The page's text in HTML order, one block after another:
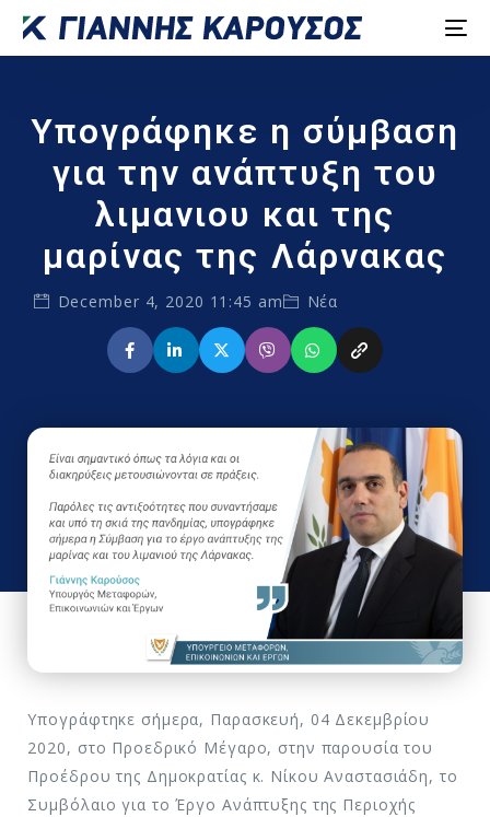
Υπογράφηκε η σύμβαση
για την ανάπτυξη του
λιμανιου και της
μαρίνας της Λάρνακας
December 4, 2020 11:45 am Νέα
Υπογράφτηκε σήμερα, Παρασκευή, 04 Δεκεμβρίου
2020, στο Προεδρικό Μέγαρο, στην παρουσία του
Προέδρου της Δημοκρατίας κ. Νίκου Αναστασιάδη, το
Συμβόλαιο για το Έργο Ανάπτυξης της Περιοχής